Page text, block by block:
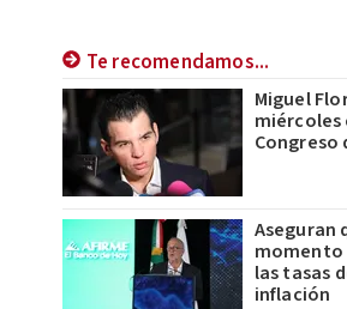
Te recomendamos...
Miguel
miércoles
Congreso
Aseguran
momento
las tasas
inflación